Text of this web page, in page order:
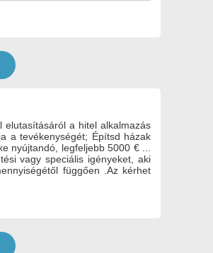
a hitel alkalmazás
a tevékenységét; Építsd házak
nyújtandó, legfeljebb 5000 € ...
vagy speciális igényeket, aki
függően .Az kérhet